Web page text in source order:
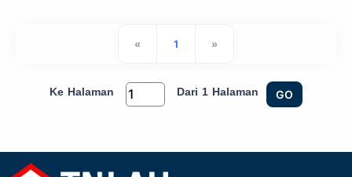
« 1 »
Ke Halaman Dari 1 Halaman GO